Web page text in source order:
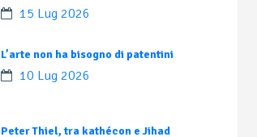
15 Lug 2026
L’arte non ha bisogno di patentini
10 Lug 2026
Peter Thiel, tra kathécon e Jihad